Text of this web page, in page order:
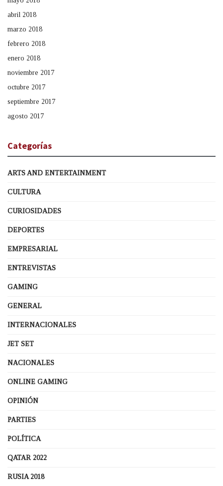
abril 2018
marzo 2018
febrero 2018
enero 2018
noviembre 2017
octubre 2017
septiembre 2017
agosto 2017
Categorías
ARTS AND ENTERTAINMENT
CULTURA
CURIOSIDADES
DEPORTES
EMPRESARIAL
ENTREVISTAS
GAMING
GENERAL
INTERNACIONALES
JET SET
NACIONALES
ONLINE GAMING
OPINIÓN
PARTIES
POLÍTICA
QATAR 2022
RUSIA 2018